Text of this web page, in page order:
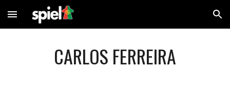
Skip to main content Skip to navigation
CARLOS FERREIRA